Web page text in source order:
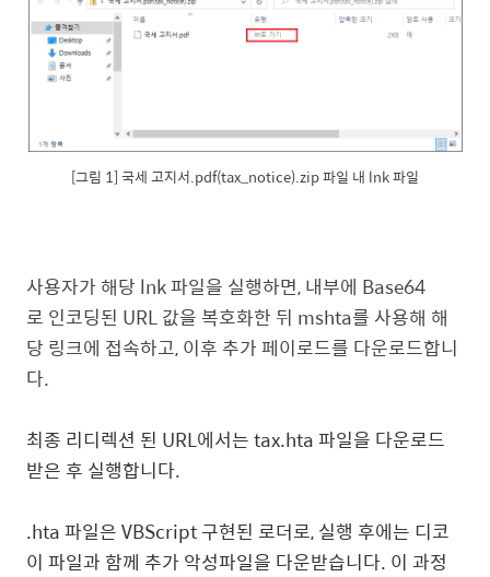
[그림 1] 국세 고지서.pdf(tax_notice).zip 파일 내 lnk 파일
사용자가 해당 lnk 파일을 실행하면, 내부에 Base64
로 인코딩된 URL 값을 복호화한 뒤 mshta를 사용해 해
당 링크에 접속하고, 이후 추가 페이로드를 다운로드합니
다.
최종 리디렉션 된 URL에서는 tax.hta 파일을 다운로드
받은 후 실행합니다.
.hta 파일은 VBScript 구현된 로더로, 실행 후에는 디코
이 파일과 함께 추가 악성파일을 다운받습니다. 이 과정